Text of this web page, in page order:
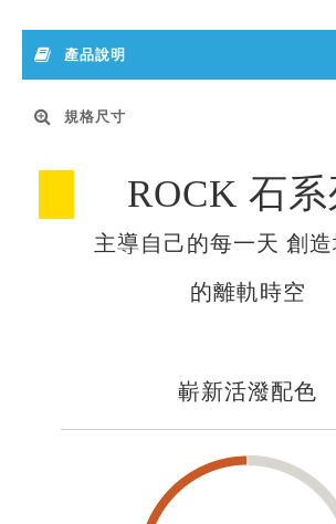
產品說明
規格尺寸
ROCK 石系
主導自己的每一天 創造
的離軌時空
嶄新活潑配色